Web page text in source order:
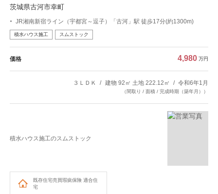
既存住宅売買瑕疵保険 適合住
宅
茨城県古河市幸町
JR湘南新宿ライン（宇都宮～逗子）「古河」駅 徒歩17分(約1300m)
積水ハウス施工 スムストック
価格 4,980 万円
３ＬＤＫ 建物 92㎡ 土地 222.12㎡ 令和6年1月
（間取り / 面積 / 完成時期（築年月））
積水ハウス施工のスムストック